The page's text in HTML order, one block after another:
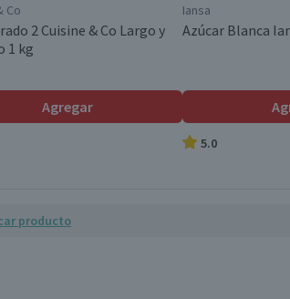
Válida hasta su fecha de
Co
2 Cuisine & Co Largo y
1 kg
Agregar
Iansa
Azúcar Blanca
5.0
producto